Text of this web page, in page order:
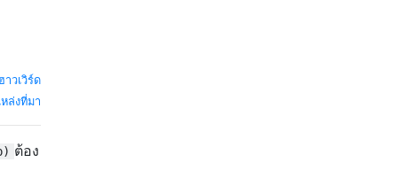
ฮาวเวิร์ด
ล่งที่มา
ต้อง